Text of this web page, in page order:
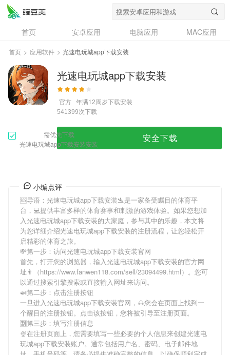
首页 安卓应用 电脑应用
MAC应用
资讯
专题
问答
首页 > 应用软件 > 光速电玩城app下载安装
光速电玩城app下载安装
官方 年满12周岁下载安装
541399次下载
需优先下载
光速电玩城app下载安装安装
安全下载
小编点评
🆘导语： 光速电玩城app下载安装🛬是一家备受瞩目的体育平
台，💻提供丰富多样的体育赛事和刺激的游戏体验。如果您想加
入光速电玩城app下载安装的大家庭，参与其中的乐趣，本文将
为您详细介绍光速电玩城app下载安装的注册流程，让您轻松开
启精彩的体育之旅。
💸第一步：访问光速电玩城app下载安装官网
首先，打开您的浏览器，输入光速电玩城app下载安装的官方网
址👨（https://www.fanwen118.com/sell/23094499.html）。您可
以通过搜索引擎搜索或直接输入网址来访问。
🍛第二步：点击注册按钮
一旦进入光速电玩城app下载安装官网，🌰您会在页面上找到一
个醒目的注册按钮。点击该按钮，您将被引导至注册页面。
🈹第三步：填写注册信息
🍨在注册页面上，您需要填写一些必要的个人信息来创建光速电
玩城app下载安装账户。通常包括用户名、密码、电子邮件地